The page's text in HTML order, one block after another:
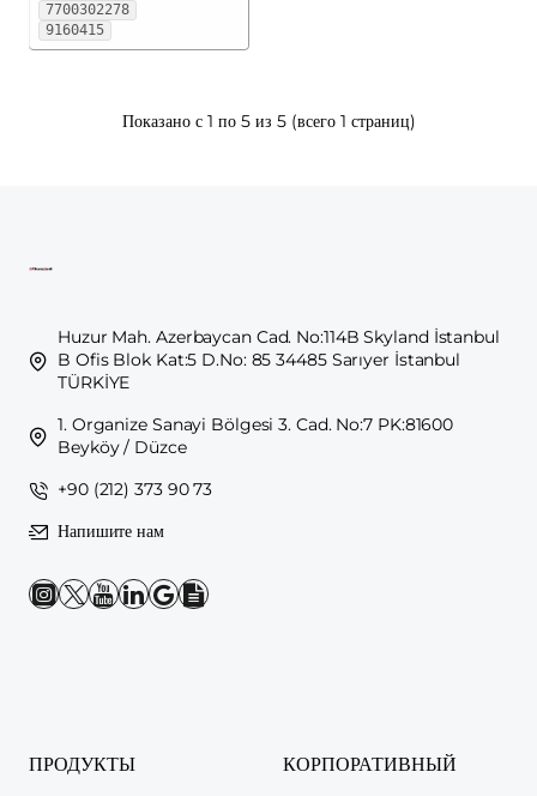
7700302278
9160415
Показано с 1 по 5 из 5 (всего 1 страниц)
Huzur Mah. Azerbaycan Cad. No:114B Skyland İstanbul
B Ofis Blok Kat:5 D.No: 85 34485 Sarıyer İstanbul
TÜRKİYE
1. Organize Sanayi Bölgesi 3. Cad. No:7 PK:81600
Beyköy / Düzce
+90 (212) 373 90 73
Напишите нам
ПРОДУКТЫ КОРПОРАТИВНЫЙ